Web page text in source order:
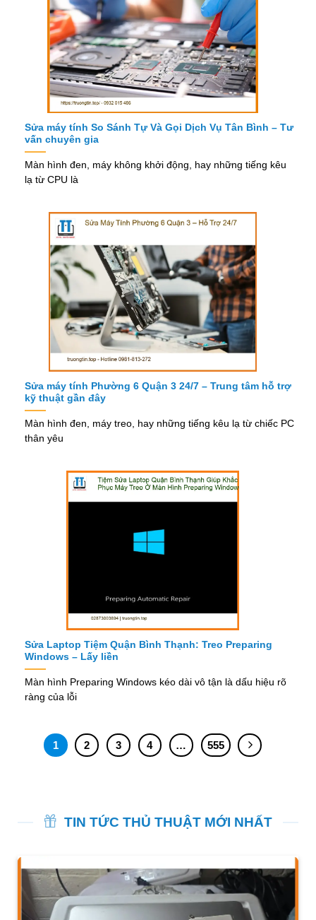
Sửa máy tính So Sánh Tự Và Gọi Dịch Vụ Tân Bình – Tư
vấn chuyên gia
Màn hình đen, máy không khởi động, hay những tiếng kêu
lạ từ CPU là
Sửa máy tính Phường 6 Quận 3 24/7 – Trung tâm hỗ trợ
kỹ thuật gần đây
Màn hình đen, máy treo, hay những tiếng kêu lạ từ chiếc PC
thân yêu
Sửa Laptop Tiệm Quận Bình Thạnh: Treo Preparing
Windows – Lấy liền
Màn hình Preparing Windows kéo dài vô tận là dấu hiệu rõ
ràng của lỗi
1 2 3 4 … 555
TIN TỨC THỦ THUẬT MỚI NHẤT